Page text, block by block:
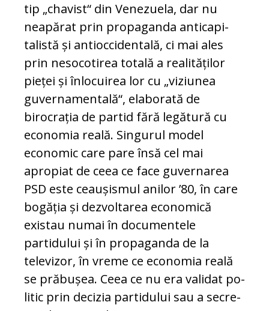
tip „chavist“ din Venezuela, dar nu
neapărat prin propaganda antica­pi­
talistă și antioccidentală, ci mai ales
prin nesocotirea totală a realităților
pieței și înlocuirea lor cu „viziunea
guver­na­men­tală“, elaborată de
birocrația de partid fă­ră legătură cu
economia reală. Singurul mo­del
economic care pare însă cel mai
apropiat de ceea ce face guvernarea
PSD este ceaușismul anilor ’80, în care
bogăția și dezvoltarea economică
existau numai în documentele
partidului și în propaganda de la
televizor, în vreme ce economia rea­lă
se prăbușea. Ceea ce nu era validat po­
litic prin decizia partidului sau a secre­